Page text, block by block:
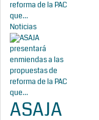
reforma de la PAC
que...
Noticias
ASAJA